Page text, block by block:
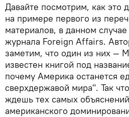
Давайте посмотрим, как это
на примере первого из
материалов, в данном
журнала Foreign Affairs.
заметим, что один из них —
известен книгой под
почему Америка останется
сверхдержавой мира". Так
ждешь тех самых
американского